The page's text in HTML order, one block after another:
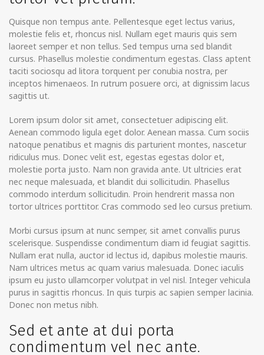
Quisque non tempus ante. Pellentesque eget lectus varius,
molestie felis et, rhoncus nisl. Nullam eget mauris quis sem
laoreet semper et non tellus. Sed tempus urna sed blandit
cursus. Phasellus molestie condimentum egestas. Class aptent
taciti sociosqu ad litora torquent per conubia nostra, per
inceptos himenaeos. In rutrum posuere orci, at dignissim lacus
sagittis ut.
Lorem ipsum dolor sit amet, consectetuer adipiscing elit.
Aenean commodo ligula eget dolor. Aenean massa. Cum sociis
natoque penatibus et magnis dis parturient montes, nascetur
ridiculus mus. Donec velit est, egestas egestas dolor et,
molestie porta justo. Nam non gravida ante. Ut ultricies erat
nec neque malesuada, et blandit dui sollicitudin. Phasellus
commodo interdum sollicitudin. Proin hendrerit massa non
tortor ultrices porttitor. Cras commodo sed leo cursus pretium.
Morbi cursus ipsum at nunc semper, sit amet convallis purus
scelerisque. Suspendisse condimentum diam id feugiat sagittis.
Nullam erat nulla, auctor id lectus id, dapibus molestie mauris.
Nam ultrices metus ac quam varius malesuada. Donec iaculis
ipsum eu justo ullamcorper volutpat in vel nisl. Integer vehicula
purus in sagittis rhoncus. In quis turpis ac sapien semper lacinia.
Donec non metus nibh.
Sed et ante at dui porta
condimentum vel nec ante.